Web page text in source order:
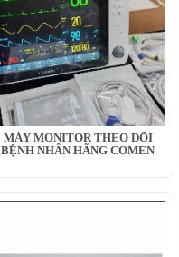
MÁY MONITOR THEO DÕI
BỆNH NHÂN HÃNG COMEN